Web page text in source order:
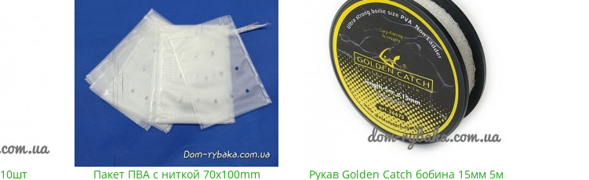
Пакет ПВА с ниткой 70х100mm
Рукав Golden Catch бобина 15мм 5м